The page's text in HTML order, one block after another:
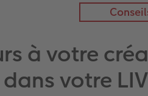
à votre
dans votre